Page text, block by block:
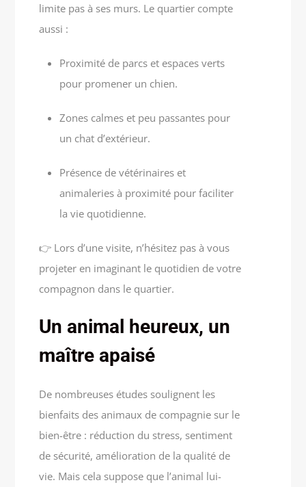
limite pas à ses murs. Le quartier compte
aussi :
Proximité de parcs et espaces verts
pour promener un chien.
Zones calmes et peu passantes pour
un chat d’extérieur.
Présence de vétérinaires et
animaleries à proximité pour faciliter
la vie quotidienne.
👉 Lors d’une visite, n’hésitez pas à vous
projeter en imaginant le quotidien de votre
compagnon dans le quartier.
Un animal heureux, un
maître apaisé
De nombreuses études soulignent les
bienfaits des animaux de compagnie sur le
bien-être : réduction du stress, sentiment
de sécurité, amélioration de la qualité de
vie. Mais cela suppose que l’animal lui-